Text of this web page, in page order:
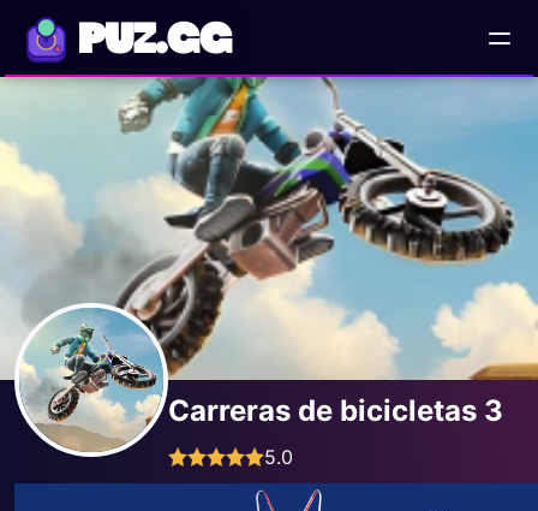
PUZ.GG
Carreras de bicicletas 3
5.0